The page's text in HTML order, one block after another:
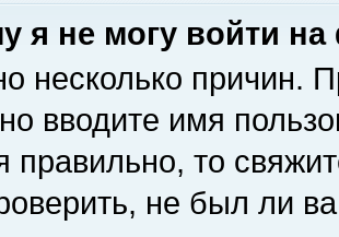
я не могу войти
несколько причин.
вводите имя
правильно, то
не был ли